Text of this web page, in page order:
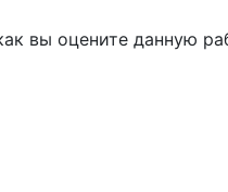
вы оцените данную